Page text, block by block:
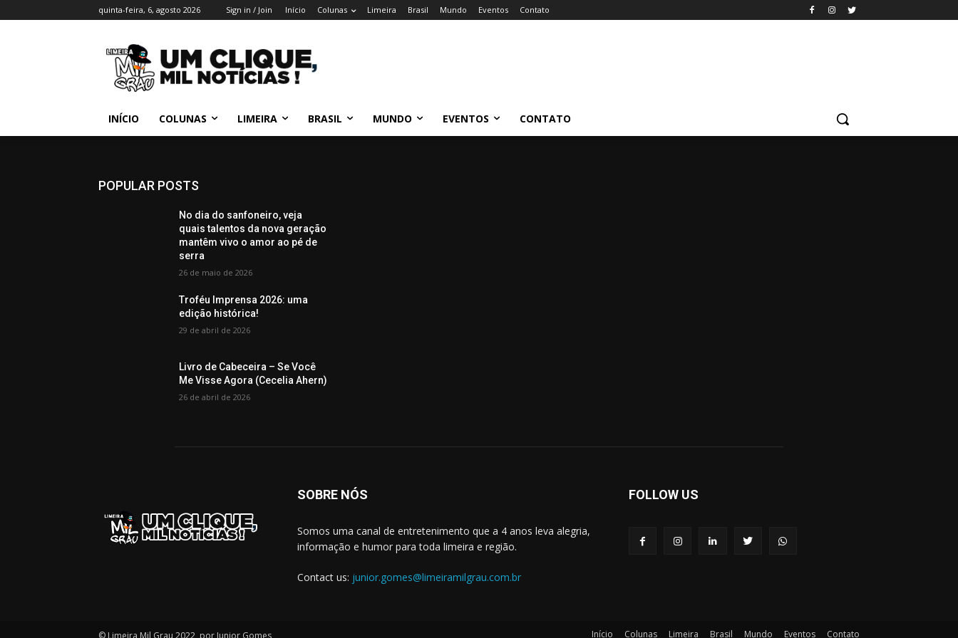
quinta-feira, 6, agosto 2026 Sign in / Join Início Colunas Limeira Brasil Mundo Eventos Contato
INÍCIO COLUNAS LIMEIRA BRASIL MUNDO EVENTOS CONTATO
POPULAR POSTS
No dia do sanfoneiro, veja
quais talentos da nova geração
mantêm vivo o amor ao pé de
serra
26 de maio de 2026
Troféu Imprensa 2026: uma
edição histórica!
29 de abril de 2026
Livro de Cabeceira – Se Você
Me Visse Agora (Cecelia Ahern)
26 de abril de 2026
SOBRE NÓS
Somos uma canal de entretenimento que a 4 anos leva alegria,
informação e humor para toda limeira e região.
Contact us: junior.gomes@limeiramilgrau.com.br
FOLLOW US
© Limeira Mil Grau 2022, por Junior Gomes Início Colunas Limeira Brasil Mundo Eventos Contato